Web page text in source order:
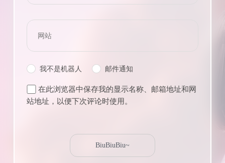
我不是机器人 邮件通知
在此浏览器中保存我的显示名称、邮箱地址和网
站地址，以便下次评论时使用。